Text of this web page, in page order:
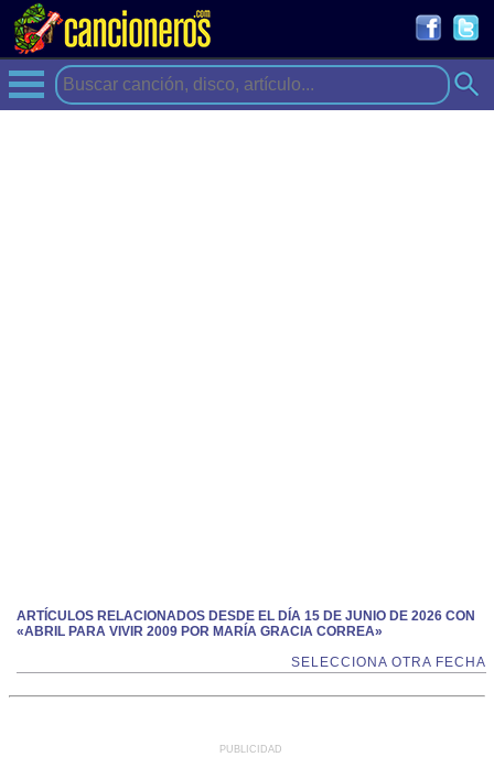
ARTÍCULOS RELACIONADOS DESDE EL DÍA 15 DE JUNIO DE 2026 CON
«ABRIL PARA VIVIR 2009 POR MARÍA GRACIA CORREA»
SELECCIONA OTRA FECHA
PUBLICIDAD